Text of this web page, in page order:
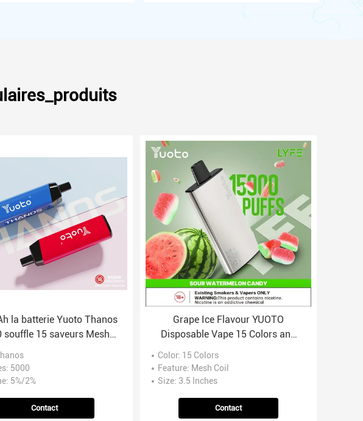
la batterie Yuoto Thanos
souffle 15 saveurs Mesh
Rechargeable de fruit
: 5000
: 5%/2%
Contact
Grape Ice Flavour YUOTO
Disposable Vape 15 Colors and
3.6V Voltage Range for a Long-
Lasting Vaping Experience
Color: 15 Colors
Feature: Mesh Coil
Size: 3.5 Inches
Contact